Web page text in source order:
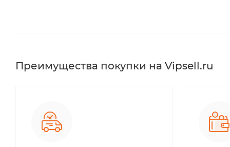
Преимущества покупки на Vipsell.ru